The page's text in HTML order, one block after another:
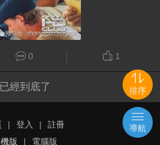
0 1
已經到底了
| 登入 |
註冊
版
| 電腦版
排序
導航